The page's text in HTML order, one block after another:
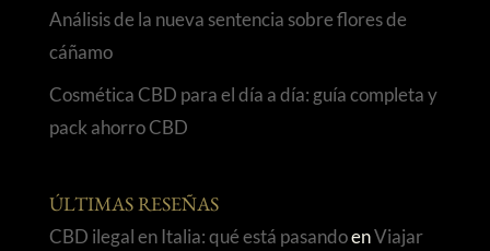
Análisis de la nueva sentencia sobre flores de
cáñamo
Cosmética CBD para el día a día: guía completa y
pack ahorro CBD
ÚLTIMAS RESEÑAS
CBD ilegal en Italia: qué está pasandoenViajar